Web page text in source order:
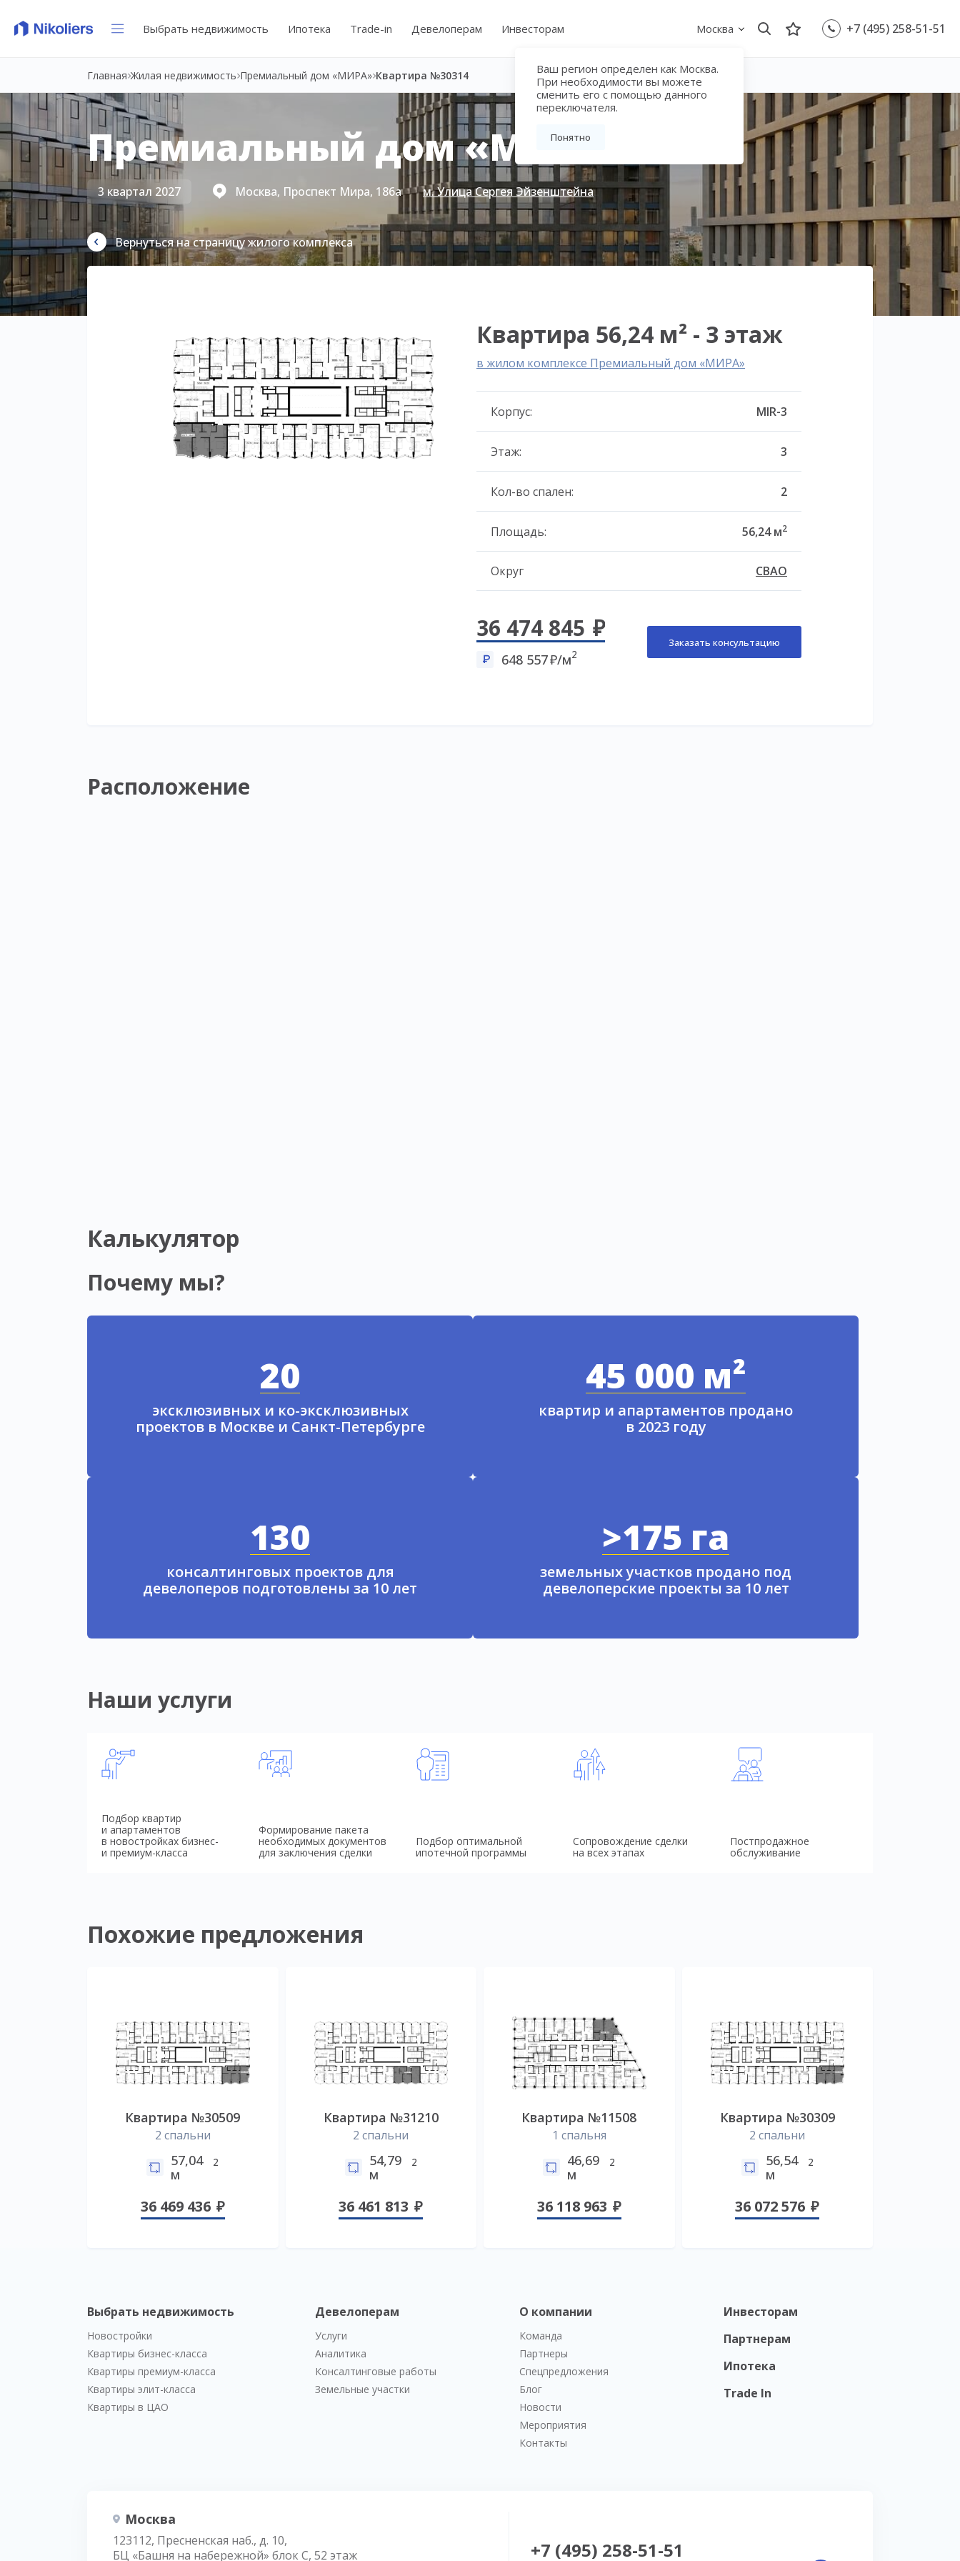
Выбрать недвижимость Ипотека Trade-in Девелоперам Инвесторам Москва
Ваш регион определен как Москва.
При необходимости вы можете
сменить его с помощью данного
переключателя.
Понятно
+7 (495) 258-51-51
Главная Жилая недвижимость Премиальный дом «МИРА» Квартира №30314
Премиальный дом «МИРА»
3 квартал 2027 Москва, Проспект Мира, 186а м. Улица Сергея Эйзенштейна
Вернуться на страницу жилого комплекса
Квартира 56,24 м² - 3 этаж
в жилом комплексе Премиальный дом «МИРА»
Корпус: MIR-3
Этаж: 3
Кол-во спален: 2
Площадь: 56,24 м2
Округ СВАО
36 474 845
648 557 /м2
Заказать консультацию
Расположение
Калькулятор
Почему мы?
20
эксклюзивных и ко-эксклюзивных
проектов в Москве и Санкт-Петербурге
45 000 м²
квартир и апартаментов продано
в 2023 году
130
консалтинговых проектов для
девелоперов подготовлены за 10 лет
>175 га
земельных участков продано под
девелоперские проекты за 10 лет
Наши услуги
Подбор квартир
и апартаментов
в новостройках бизнес-
и премиум-класса
Формирование пакета
необходимых документов
для заключения сделки
Подбор оптимальной
ипотечной программы
Сопровождение сделки
на всех этапах
Постпродажное
обслуживание
Похожие предложения
Квартира №30509
2 спальни
57,04
м
2
36 469 436
Квартира №31210
2 спальни
54,79
м
2
36 461 813
Квартира №11508
1 спальня
46,69
м
2
36 118 963
Квартира №30309
2 спальни
56,54
м
2
36 072 576
Выбрать недвижимость
Новостройки
Квартиры бизнес-класса
Квартиры премиум-класса
Квартиры элит-класса
Квартиры в ЦАО
Девелоперам
Услуги
Аналитика
Консалтинговые работы
Земельные участки
О компании
Команда
Партнеры
Спецпредложения
Блог
Новости
Мероприятия
Контакты
Инвесторам
Партнерам
Ипотека
Trade In
Москва
123112, Пресненская наб., д. 10,
БЦ «Башня на набережной» блок С, 52 этаж
+7 (495) 258-51-51